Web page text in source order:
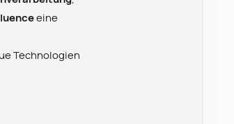
eine
Technologien